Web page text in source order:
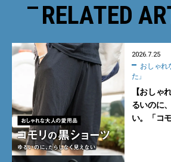
RELATED
2026.7.25
た」
【おしゃ
るいのに
い。「コ